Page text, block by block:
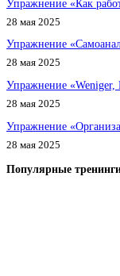
Упражнение «Как
28 мая 2025
Упражнение
28 мая 2025
Упражнение
28 мая 2025
Упражнение
28 мая 2025
Популярные